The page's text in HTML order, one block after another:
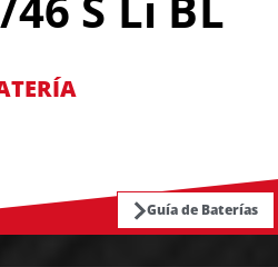
Guía de Baterías